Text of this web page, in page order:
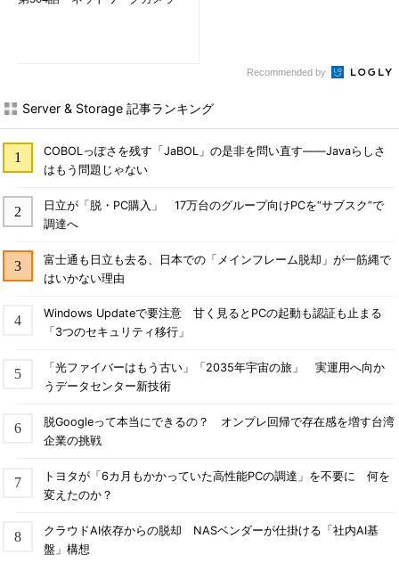
Recommended by
Server & Storage 記事ランキング
COBOLっぽさを残す「JaBOL」の是非を問い直す――Javaらしさ
はもう問題じゃない
日立が「脱・PC購入」 17万台のグループ向けPCを“サブスク”で
調達へ
富士通も日立も去る、日本での「メインフレーム脱却」が一筋縄で
はいかない理由
Windows Updateで要注意 甘く見るとPCの起動も認証も止まる
「3つのセキュリティ移行」
「光ファイバーはもう古い」「2035年宇宙の旅」 実運用へ向か
うデータセンター新技術
脱Googleって本当にできるの？ オンプレ回帰で存在感を増す台湾
企業の挑戦
トヨタが「6カ月もかかっていた高性能PCの調達」を不要に 何を
変えたのか？
クラウドAI依存からの脱却 NASベンダーが仕掛ける「社内AI基
盤」構想